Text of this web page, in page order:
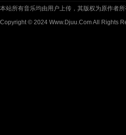
本站所有音乐均由用户上传，其版权为原作者
Copyright © 2024 Www.Djuu.Com All Rights